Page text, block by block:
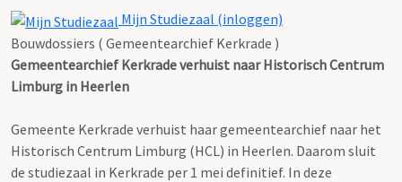
Mijn Studiezaal (inloggen)
Bouwdossiers ( Gemeentearchief Kerkrade )
Gemeentearchief Kerkrade verhuist naar Historisch Centrum
Limburg in Heerlen
Gemeente Kerkrade verhuist haar gemeentearchief naar het
Historisch Centrum Limburg (HCL) in Heerlen. Daarom sluit
de studiezaal in Kerkrade per 1 mei definitief. In deze